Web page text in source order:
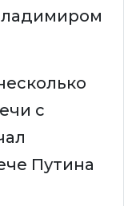
с
Путина